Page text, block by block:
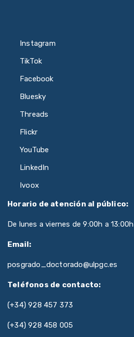
Instagram
TikTok
Facebook
Bluesky
Threads
Flickr
YouTube
LinkedIn
Ivoox
Horario de atención al público:
De lunes a viernes de 9:00h a 13:00h
Email:
posgrado_doctorado@ulpgc.es
Teléfonos de contacto:
(+34) 928 457 373
(+34) 928 458 005